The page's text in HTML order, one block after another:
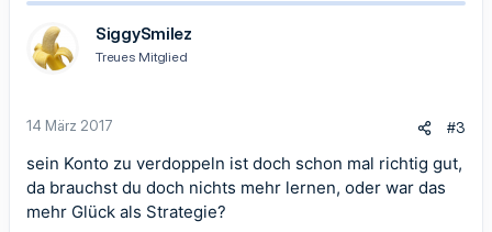
SiggySmilez
Treues Mitglied
14 März 2017 #3
sein Konto zu verdoppeln ist doch schon mal richtig gut,
da brauchst du doch nichts mehr lernen, oder war das
mehr Glück als Strategie?